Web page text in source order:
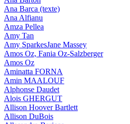
Ana Barca (texte)
Ana Alfianu
Amza Pellea
Amy Tan
Amy SparkesJane Massey
Amos Oz, Fania Oz-Salzberger
Amos Oz
Aminatta FORNA
Amin MAALOUF
Alphonse Daudet
Alois GHERGUT
Allison Hoover Bartlett
Allison DuBois